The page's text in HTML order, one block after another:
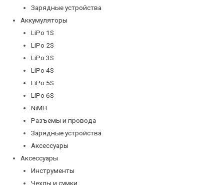
Зарядные устройства
Аккумуляторы
LiPo 1S
LiPo 2S
LiPo 3S
LiPo 4S
LiPo 5S
LiPo 6S
NiMH
Разъемы и провода
Зарядные устройства
Аксессуары
Аксессуары
Инструменты
Чехлы и сумки